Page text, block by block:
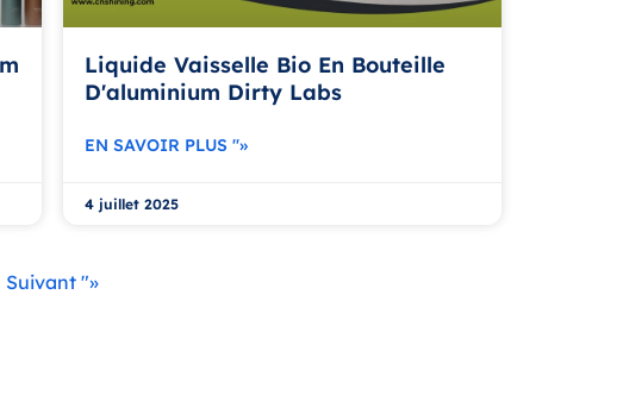
Liquide Vaisselle Bio En Bouteille
D'aluminium Dirty Labs
EN SAVOIR PLUS "»
4 juillet 2025
Suivant "»